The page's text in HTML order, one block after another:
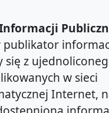
publikator
się z
w sieci
Internet,